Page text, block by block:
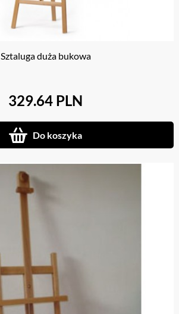
Sztaluga duża bukowa
329.64 PLN
Do koszyka